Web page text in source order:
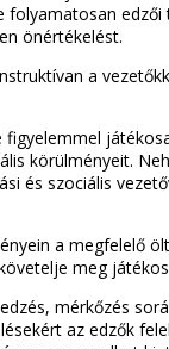
folyamatosan edzői
önértékelést.
a
körülményeit.
és szociális
a megfelelő
meg
mérkőzés
az edzők